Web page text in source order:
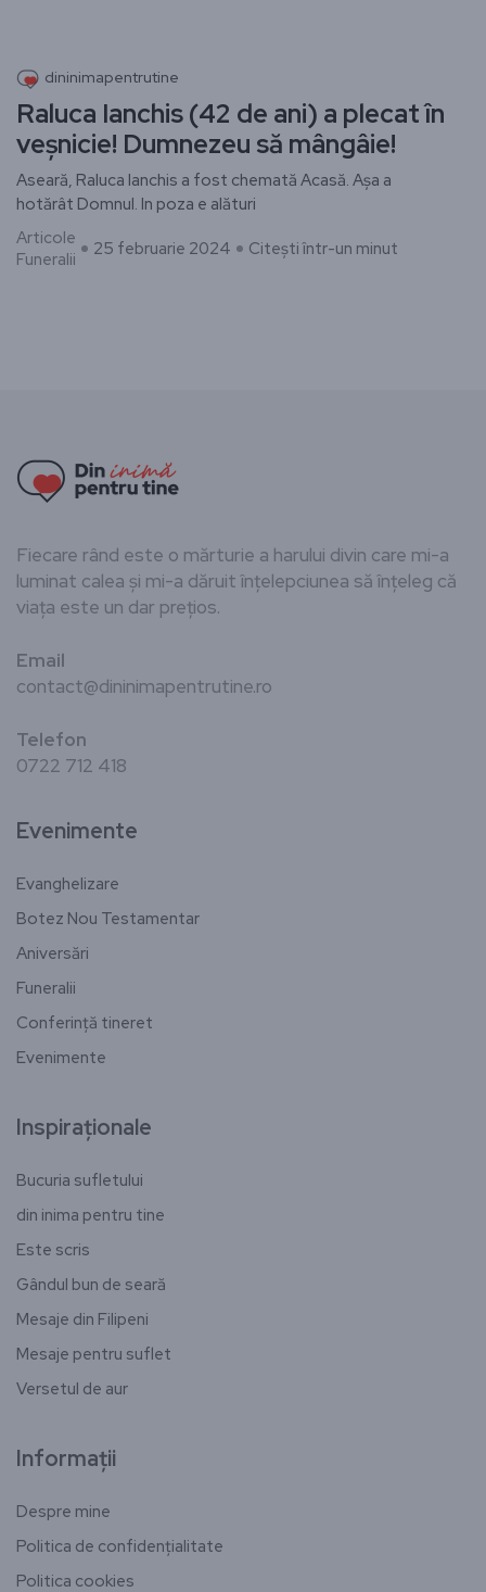
dininimapentrutine
Raluca Ianchis (42 de ani) a plecat în
veșnicie! Dumnezeu să mângâie!
Aseară, Raluca Ianchis a fost chemată Acasă. Așa a
hotărât Domnul. In poza e alături
Articole
Funeralii
25 februarie 2024 Citești într-un minut
Fiecare rând este o mărturie a harului divin care mi-a
luminat calea și mi-a dăruit înțelepciunea să înțeleg că
viața este un dar prețios.
Email
contact@dininimapentrutine.ro
Telefon
0722 712 418
Evenimente
Evanghelizare
Botez Nou Testamentar
Aniversări
Funeralii
Conferință tineret
Evenimente
Inspiraționale
Bucuria sufletului
din inima pentru tine
Este scris
Gândul bun de seară
Mesaje din Filipeni
Mesaje pentru suflet
Versetul de aur
Informații
Despre mine
Politica de confidențialitate
Politica cookies